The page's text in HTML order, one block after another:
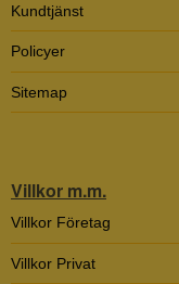
Kundtjänst
Policyer
Sitemap
Villkor m.m.
Villkor Företag
Villkor Privat